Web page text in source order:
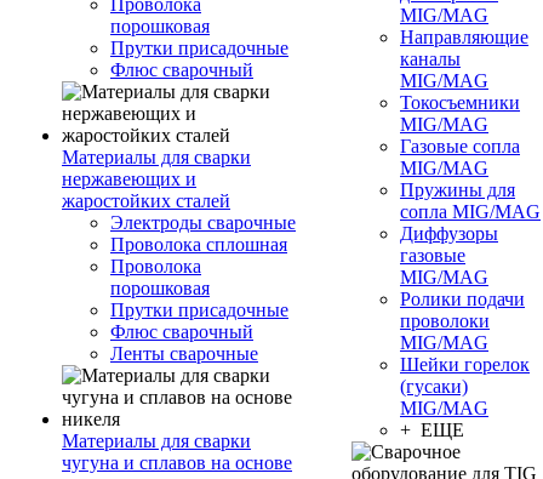
Проволока
порошковая
Прутки присадочные
Флюс сварочный
Материалы для сварки
нержавеющих и
жаростойких сталей
Электроды сварочные
Проволока сплошная
Проволока
порошковая
Прутки присадочные
Флюс сварочный
Ленты сварочные
Материалы для сварки
чугуна и сплавов на основе
MIG/MAG
Направляющие
каналы
MIG/MAG
Токосъемники
MIG/MAG
Газовые сопла
MIG/MAG
Пружины для
сопла MIG/MAG
Диффузоры
газовые
MIG/MAG
Ролики подачи
проволоки
MIG/MAG
Шейки горелок
(гусаки)
MIG/MAG
+ ЕЩЕ